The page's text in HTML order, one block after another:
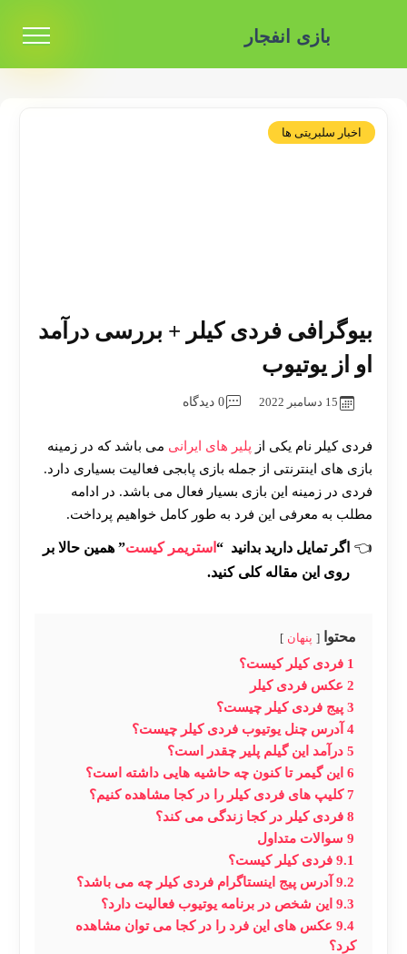
بازی انفجار
اخبار سلبریتی ها
بیوگرافی فردی کیلر + بررسی درآمد
او از یوتیوب
15 دسامبر 2022 0 دیدگاه
فردی کیلر نام یکی از پلیر های ایرانی می باشد که در زمینه
بازی های اینترنتی از جمله بازی پابجی فعالیت بسیاری دارد.
فردی در زمینه این بازی بسیار فعال می باشد. در ادامه
مطلب به معرفی این فرد به طور کامل خواهیم پرداخت.
اگر تمایل دارید بدانید “ استریمر کیست” همین حالا بر
روی این مقاله کلی کنید.
محتوا پنهان
1 فردی کیلر کیست؟
2 عکس فردی کیلر
3 پیج فردی کیلر چیست؟
4 آدرس چنل یوتیوب فردی کیلر چیست؟
5 درآمد این گیلم پلیر چقدر است؟
6 این گیمر تا کنون چه حاشیه هایی داشته است؟
7 کلیپ های فردی کیلر را در کجا مشاهده کنیم؟
8 فردی کیلر در کجا زندگی می کند؟
9 سوالات متداول
9.1 فردی کیلر کیست؟
9.2 آدرس پیج اینستاگرام فردی کیلر چه می باشد؟
9.3 این شخص در برنامه یوتیوب فعالیت دارد؟
9.4 عکس های این فرد را در کجا می توان مشاهده
کرد؟